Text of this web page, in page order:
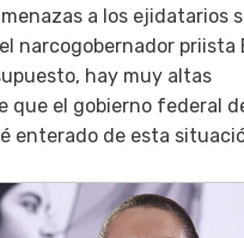
a los ejidatarios
narcogobernador priista
hay muy altas
que el gobierno federal
enterado de esta